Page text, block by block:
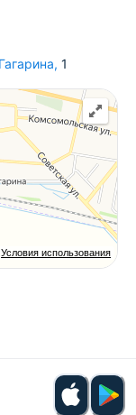
, 1
Условия использования